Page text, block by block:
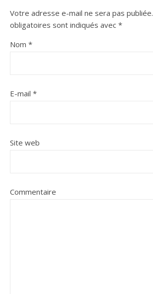
Votre adresse e-mail ne sera pas publiée.
obligatoires sont indiqués avec *
Nom *
E-mail *
Site web
Commentaire